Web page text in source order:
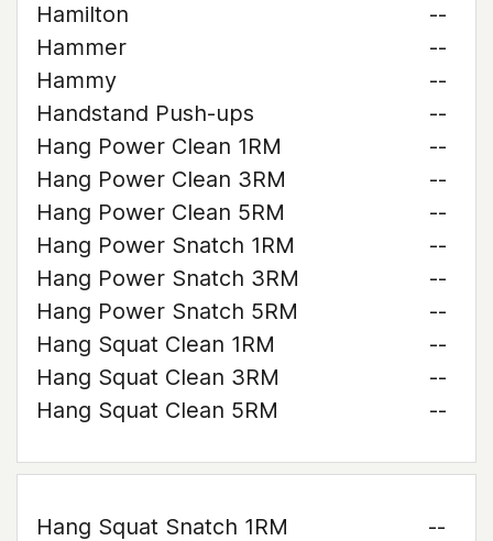
Hamilton
--
Hammer
--
Hammy
--
Handstand Push-ups
--
Hang Power Clean 1RM
--
Hang Power Clean 3RM
--
Hang Power Clean 5RM
--
Hang Power Snatch 1RM
--
Hang Power Snatch 3RM
--
Hang Power Snatch 5RM
--
Hang Squat Clean 1RM
--
Hang Squat Clean 3RM
--
Hang Squat Clean 5RM
--
Hang Squat Snatch 1RM
--